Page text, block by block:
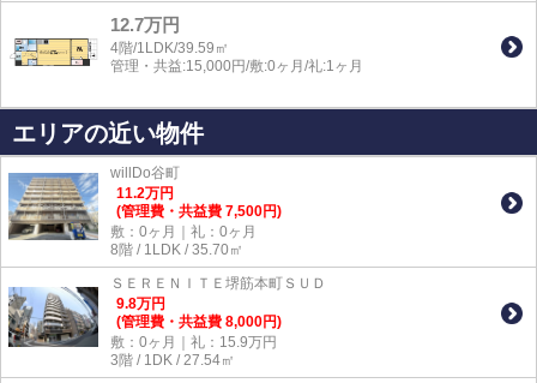
12.7万円
4階/1LDK/39.59㎡
管理・共益:15,000円/敷:0ヶ月/礼:1ヶ月
エリアの近い物件
willDo谷町
11.2万円
(管理費・共益費 7,500円)
敷：0ヶ月｜礼：0ヶ月
8階 / 1LDK / 35.70㎡
ＳＥＲＥＮＩＴＥ堺筋本町ＳＵＤ
9.8万円
(管理費・共益費 8,000円)
敷：0ヶ月｜礼：15.9万円
3階 / 1DK / 27.54㎡